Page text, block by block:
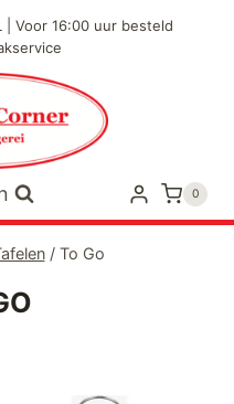
Voor 16:00 uur besteld
0
/ To Go